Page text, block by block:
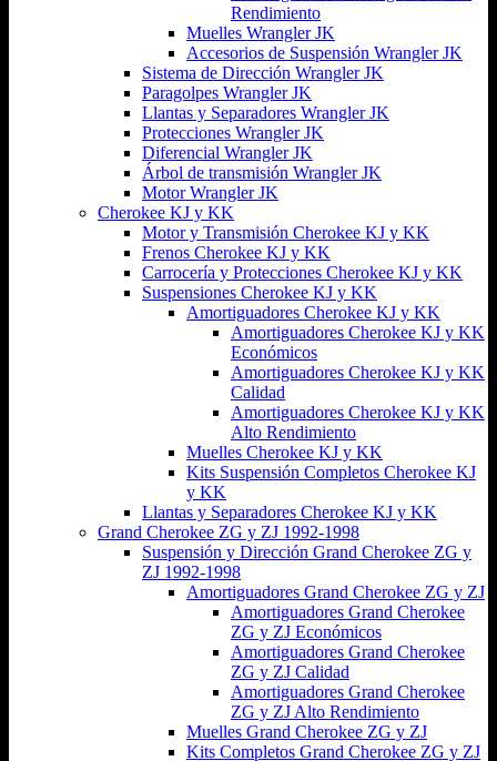
Rendimiento
Muelles Wrangler JK
Accesorios de Suspensión Wrangler JK
Sistema de Dirección Wrangler JK
Paragolpes Wrangler JK
Llantas y Separadores Wrangler JK
Protecciones Wrangler JK
Diferencial Wrangler JK
Árbol de transmisión Wrangler JK
Motor Wrangler JK
Cherokee KJ y KK
Motor y Transmisión Cherokee KJ y KK
Frenos Cherokee KJ y KK
Carrocería y Protecciones Cherokee KJ y KK
Suspensiones Cherokee KJ y KK
Amortiguadores Cherokee KJ y KK
Amortiguadores Cherokee KJ y KK
Económicos
Amortiguadores Cherokee KJ y KK
Calidad
Amortiguadores Cherokee KJ y KK
Alto Rendimiento
Muelles Cherokee KJ y KK
Kits Suspensión Completos Cherokee KJ
y KK
Llantas y Separadores Cherokee KJ y KK
Grand Cherokee ZG y ZJ 1992-1998
Suspensión y Dirección Grand Cherokee ZG y
ZJ 1992-1998
Amortiguadores Grand Cherokee ZG y ZJ
Amortiguadores Grand Cherokee
ZG y ZJ Económicos
Amortiguadores Grand Cherokee
ZG y ZJ Calidad
Amortiguadores Grand Cherokee
ZG y ZJ Alto Rendimiento
Muelles Grand Cherokee ZG y ZJ
Kits Completos Grand Cherokee ZG y ZJ